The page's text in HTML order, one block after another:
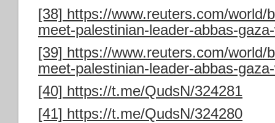
[38] https://www.reuters.com/world/
meet-palestinian-leader-abbas-
[39] https://www.reuters.com/world/
meet-palestinian-leader-abbas-
[40] https://t.me/QudsN/324281
[41] https://t.me/QudsN/324280